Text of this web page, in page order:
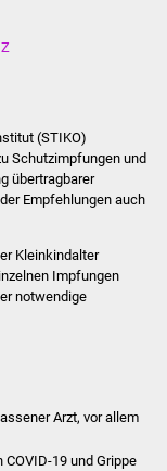
Z
(STIKO)
Schutzimpfungen und
übertragbarer
Empfehlungen auch
Kleinkindalter
Impfungen
notwendige
Arzt, vor allem
19 und Grippe